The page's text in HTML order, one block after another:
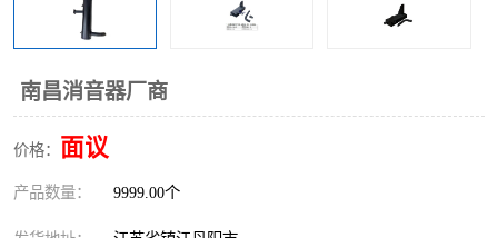
南昌消音器厂商
价格： 面议
产品数量： 9999.00个